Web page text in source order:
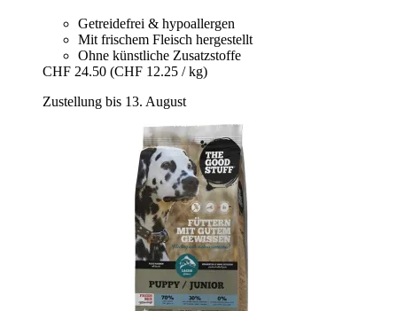
Getreidefrei & hypoallergen
Mit frischem Fleisch hergestellt
Ohne künstliche Zusatzstoffe
CHF 24.50 (CHF 12.25 / kg)
Zustellung bis 13. August